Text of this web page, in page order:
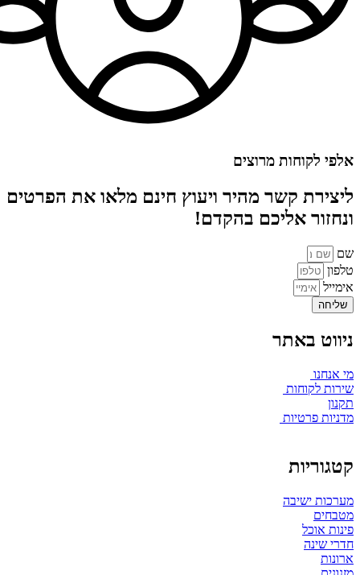
אלפי לקוחות מרוצים
ליצירת קשר מהיר ויעוץ חינם מלאו את הפרטים
ונחזור אליכם בהקדם!
שם
טלפון
אימייל
שליחה
ניווט באתר
מי אנחנו
שירות לקוחות
תקנון
מדניות פרטיות
קטגוריות
מערכות ישיבה
מטבחים
פינות אוכל
חדרי שינה
ארונות